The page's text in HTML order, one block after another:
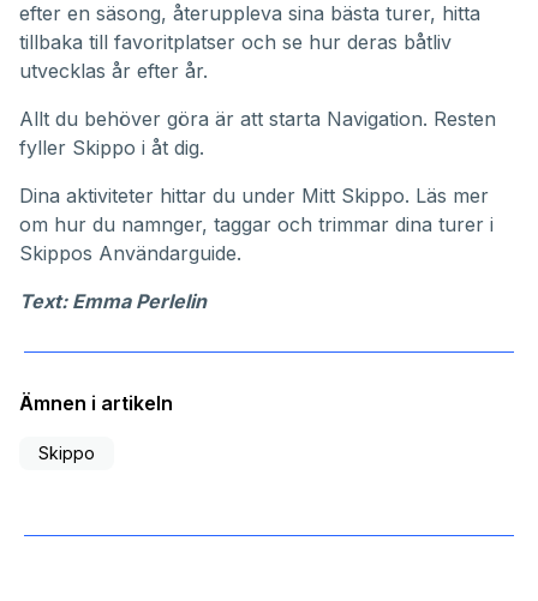
efter en säsong, återuppleva sina bästa turer, hitta
tillbaka till favoritplatser och se hur deras båtliv
utvecklas år efter år.
Allt du behöver göra är att starta Navigation. Resten
fyller Skippo i åt dig.
Dina aktiviteter hittar du under Mitt Skippo. Läs mer
om hur du namnger, taggar och trimmar dina turer i
Skippos Användarguide.
Text: Emma Perlelin
Ämnen i artikeln
Skippo